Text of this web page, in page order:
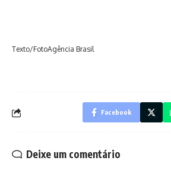
Texto/FotoAgência Brasil
Facebook
Deixe um comentário